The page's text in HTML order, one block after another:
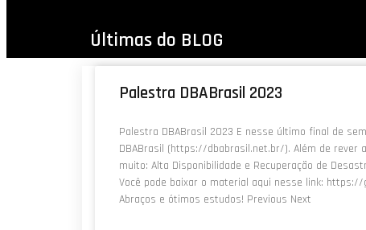
Últimas do BLOG
Palestra DBABrasil 2023
Palestra DBABrasil 2023 E nesse último final de
DBABrasil (https://dbabrasil.net.br/). Além de
muito: Alta Disponibilidade e Recuperação de
Você pode baixar o material aqui nesse link:
Abraços e ótimos estudos! Previous Next